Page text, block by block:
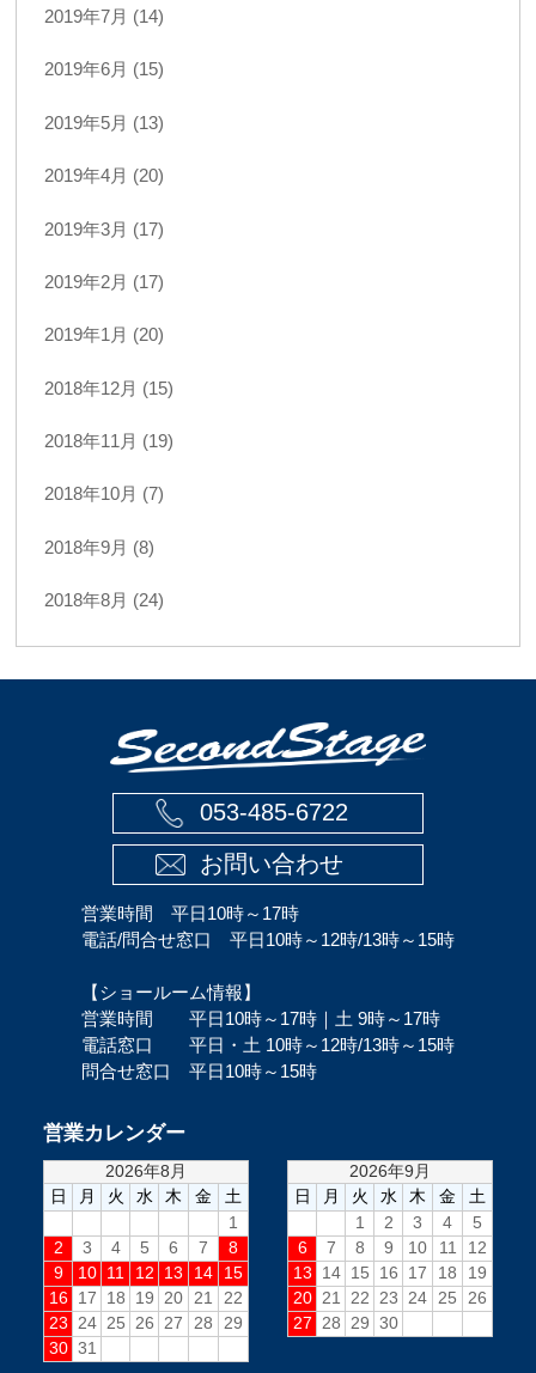
2019年7月 (14)
2019年6月 (15)
2019年5月 (13)
2019年4月 (20)
2019年3月 (17)
2019年2月 (17)
2019年1月 (20)
2018年12月 (15)
2018年11月 (19)
2018年10月 (7)
2018年9月 (8)
2018年8月 (24)
053-485-6722
お問い合わせ
営業時間 平日10時～17時
電話/問合せ窓口 平日10時～12時/13時～15時
【ショールーム情報】
営業時間 平日10時～17時｜土 9時～17時
電話窓口 平日・土 10時～12時/13時～15時
問合せ窓口 平日10時～15時
営業カレンダー